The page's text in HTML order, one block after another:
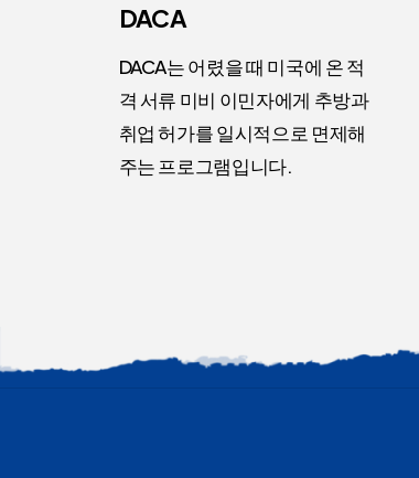
DACA
DACA는 어렸을 때 미국에 온 적
격 서류 미비 이민자에게 추방과
취업 허가를 일시적으로 면제해
주는 프로그램입니다.